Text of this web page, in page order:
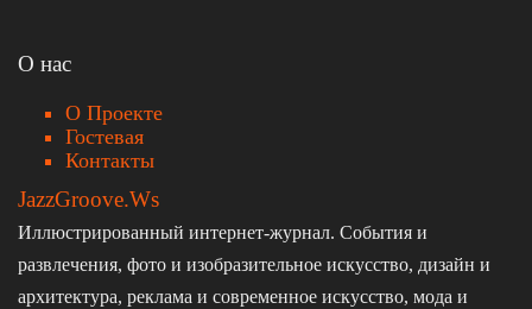
О нас
О Проекте
Гостевая
Контакты
JazzGroove.Ws
Иллюстрированный интернет-журнал. События и
развлечения, фото и изобразительное искусство, дизайн и
архитектура, реклама и современное искусство, мода и